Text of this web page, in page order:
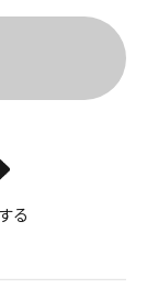
る